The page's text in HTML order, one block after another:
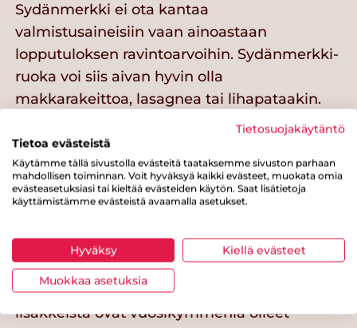
Sydänmerkki ei ota kantaa
valmistusaineisiin vaan ainoastaan
lopputuloksen ravintoarvoihin. Sydänmerkki-
ruoka voi siis aivan hyvin olla
makkarakeittoa, lasagnea tai lihapataakin.
Kunnassamme harkitaan
Sydänmerkin käyttöönottoa
kouluissa. Mikä muuttuu?
ateriaan kuuluu pääruoka lisäkkeineen,
leipää levitteineen, maitoa tai piimää ja
kasviksia öljykastikkeen kera. Useimmat
lisäkkeistä ovat vuosikymmeniä olleet
Tietosuojakäytäntö
Tietoa evästeistä
Käytämme tällä sivustolla evästeitä taataksemme sivuston parhaan
mahdollisen toiminnan. Voit hyväksyä kaikki evästeet, muokata omia
evästeasetuksiasi tai kieltää evästeiden käytön. Saat lisätietoja
käyttämistämme evästeistä avaamalla asetukset.
Hyväksy Kiellä evästeet
Muokkaa asetuksia